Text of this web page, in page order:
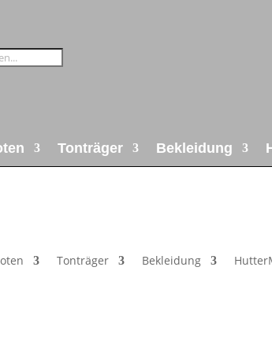
Tonträger Bekleidung
Tonträger Bekleidung